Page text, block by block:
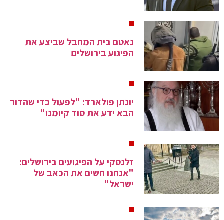
נאטם בית המחבל שביצע את
הפיגוע בירושלים
יונתן פולארד: "לפעול כדי שהדור
הבא ידע את סוד קיומנו"
זלנסקי על הפיגועים בירושלים:
"אנחנו חשים את הכאב של
ישראל"